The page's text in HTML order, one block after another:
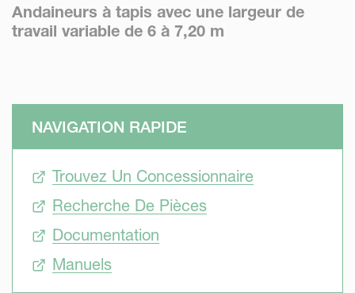
Andaineurs à tapis avec une largeur de
travail variable de 6 à 7,20 m
NAVIGATION RAPIDE
Trouvez Un Concessionnaire
Recherche De Pièces
Documentation
Manuels